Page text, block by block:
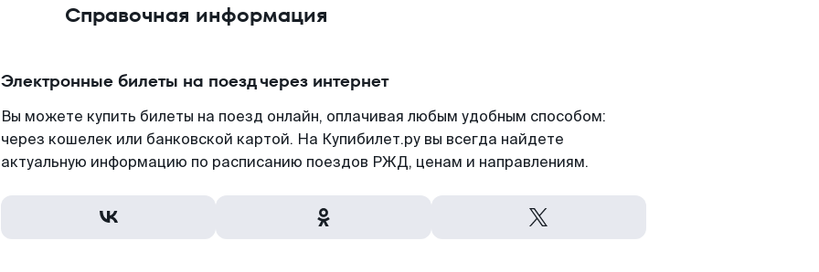
Справочная информация
Электронные билеты на поезд через интернет
Вы можете купить билеты на поезд онлайн, оплачивая любым удобным способом:
через кошелек или банковской картой. На Купибилет.ру вы всегда найдете
актуальную информацию по расписанию поездов РЖД, ценам и направлениям.